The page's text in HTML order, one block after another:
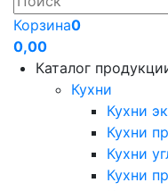
Корзина0
0,00
Каталог
Кухни
Кухни
Кухни
Кухни
Кухни